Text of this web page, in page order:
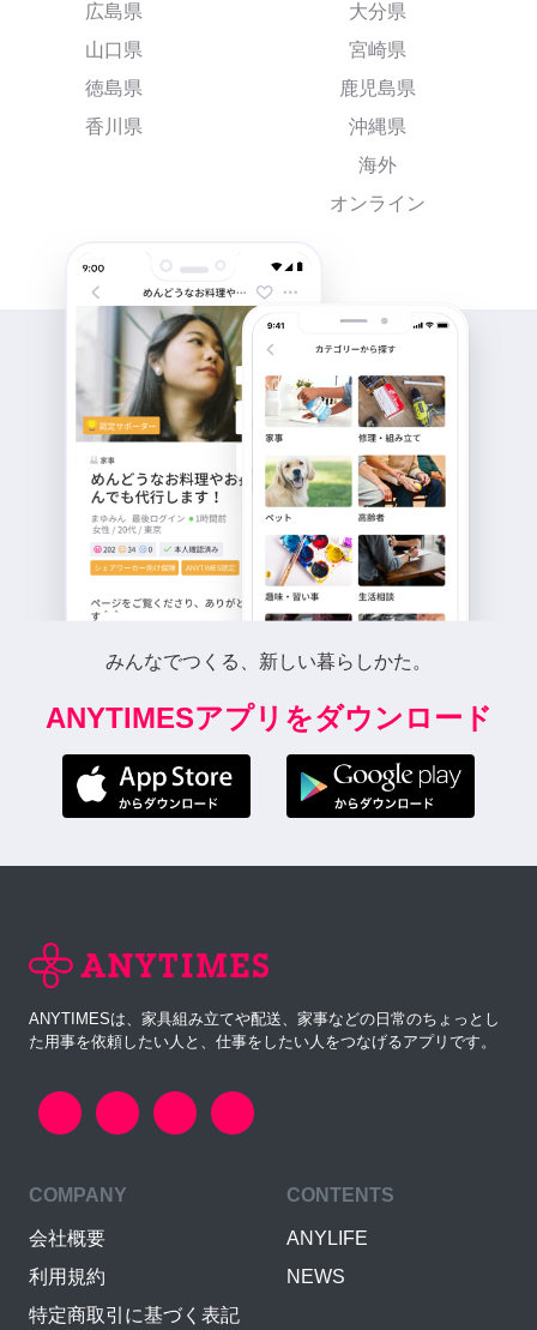
広島県
山口県
徳島県
香川県
大分県
宮崎県
鹿児島県
沖縄県
海外
オンライン
みんなでつくる、新しい暮らしかた。
ANYTIMESアプリをダウンロード
ANYTIMESは、家具組み立てや配送、家事などの日常のちょっとし
た用事を依頼したい人と、仕事をしたい人をつなげるアプリです。
COMPANY
会社概要
利用規約
特定商取引に基づく表記
CONTENTS
ANYLIFE
NEWS